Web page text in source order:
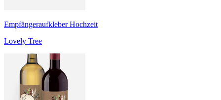
Empfängeraufkleber Hochzeit
Lovely Tree